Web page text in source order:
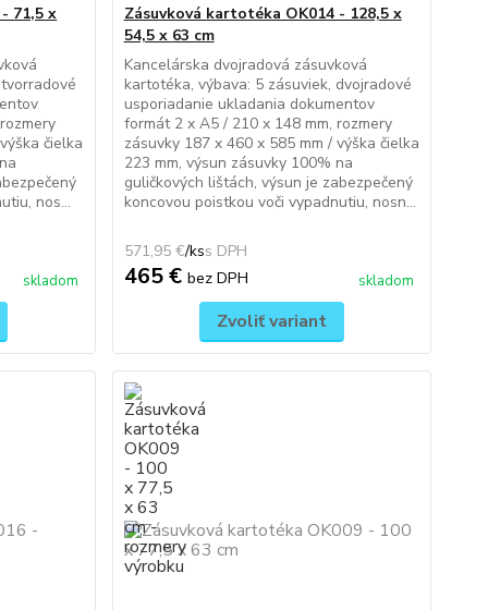
71,5 x
čielka
nos...
skladom
Zásuvková kartotéka OK014 - 128,5 x
54,5 x 63 cm
Kancelárska dvojradová zásuvková
kartotéka, výbava: 5 zásuviek, dvojradové
usporiadanie ukladania dokumentov
formát 2 x A5 / 210 x 148 mm, rozmery
zásuvky 187 x 460 x 585 mm / výška čielka
223 mm, výsun zásuvky 100% na
guličkových lištách, výsun je zabezpečený
koncovou poistkou voči vypadnutiu, nosn...
571,95 €/ks
465 € bez DPH skladom
Zvoliť variant